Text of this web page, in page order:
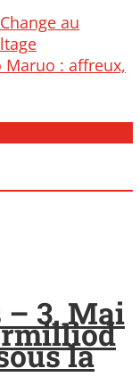
au
Maruo : affreux,
– 3. Mai
la